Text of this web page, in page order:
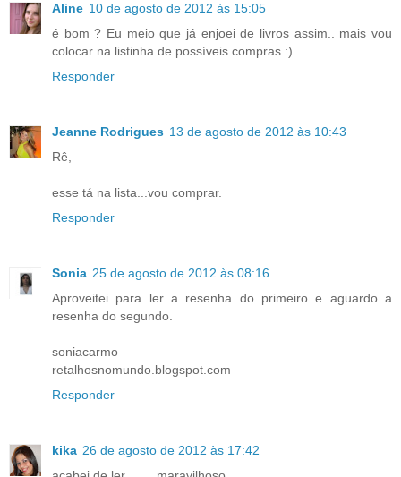
Aline 10 de agosto de 2012 às 15:05
é bom ? Eu meio que já enjoei de livros assim.. mais vou
colocar na listinha de possíveis compras :)
Responder
Jeanne Rodrigues 13 de agosto de 2012 às 10:43
Rê,
esse tá na lista...vou comprar.
Responder
Sonia 25 de agosto de 2012 às 08:16
Aproveitei para ler a resenha do primeiro e aguardo a
resenha do segundo.
soniacarmo
retalhosnomundo.blogspot.com
Responder
kika 26 de agosto de 2012 às 17:42